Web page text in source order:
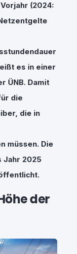
(2024:
es in einer
ÜNB. Damit
die
die in
müssen. Die
Jahr 2025
der